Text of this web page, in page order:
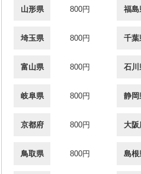
山形県 800円 福島
埼玉県 800円 千葉
富山県 800円 石川
岐阜県 800円 静岡
京都府 800円 大阪
鳥取県 800円 島根